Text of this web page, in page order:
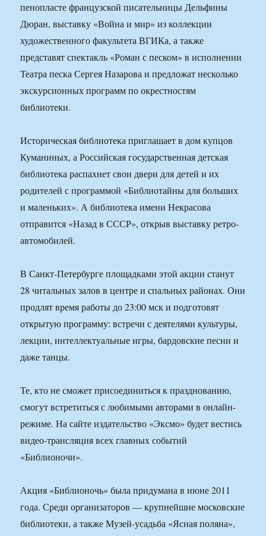
пенопласте французской писательницы Дельфины
Дюран, выставку «Война и мир» из коллекции
художественного факультета ВГИКа, а также
представят спектакль «Роман с песком» в исполнении
Театра песка Сергея Назарова и предложат несколько
экскурсионных программ по окрестностям
библиотеки.
Историческая библиотека приглашает в дом купцов
Куманиных, а Российская государственная детская
библиотека распахнет свои двери для детей и их
родителей с программой «Библиотайны для больших
и маленьких». А библиотека имени Некрасова
отправится «Назад в СССР», открыв выставку ретро-
автомобилей.
В Санкт-Петербурге площадками этой акции станут
28 читальных залов в центре и спальных районах. Они
продлят время работы до 23:00 мск и подготовят
открытую программу: встречи с деятелями культуры,
лекции, интеллектуальные игры, бардовские песни и
даже танцы.
Те, кто не сможет присоединиться к празднованию,
смогут встретиться с любимыми авторами в онлайн-
режиме. На сайте издательство «Эксмо» будет вестись
видео-трансляция всех главных событий
«Библионочи».
Акция «Библионочь» была придумана в июне 2011
года. Среди организаторов — крупнейшие московские
библиотеки, а также Музей-усадьба «Ясная поляна»,